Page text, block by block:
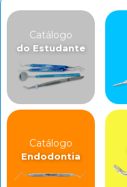
Catálogo
do Estudante
Catálogo
Endodontia